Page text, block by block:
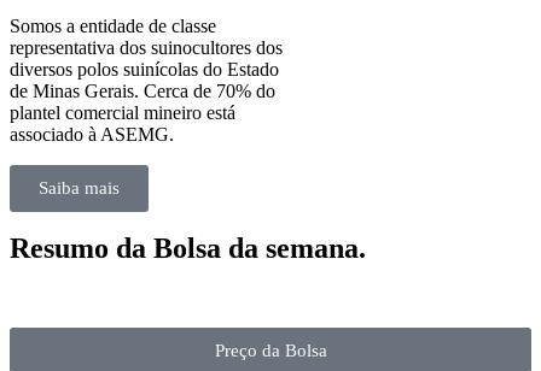
Somos a entidade de classe
representativa dos suinocultores dos
diversos polos suinícolas do Estado
de Minas Gerais. Cerca de 70% do
plantel comercial mineiro está
associado à ASEMG.
Saiba mais
Resumo da Bolsa da semana.
Preço da Bolsa